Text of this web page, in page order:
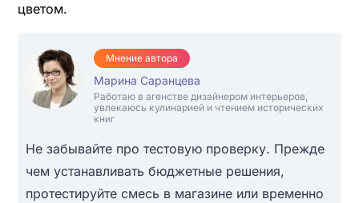
цветом.
Мнение автора
Марина Саранцева
Работаю в агенстве дизайнером интерьеров,
увлекаюсь кулинарией и чтением исторических
книг
Не забывайте про тестовую проверку. Прежде
чем устанавливать бюджетные решения,
протестируйте смесь в магазине или временно